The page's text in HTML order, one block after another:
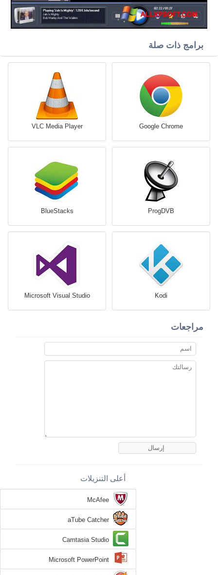
برامج ذات صلة
Google Chrome
VLC Media Player
ProgDVB
BlueStacks
Kodi
Microsoft Visual Studio
مراجعات
أعلى التنزيلات
McAfee
aTube Catcher
Camtasia Studio
Microsoft PowerPoint